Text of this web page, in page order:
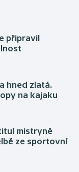
připravil
hned zlatá.
na kajaku
mistryně
ze sportovní